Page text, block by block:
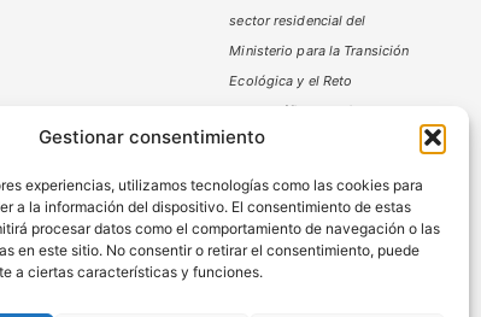
Gestionar consentimiento
experiencias, utilizamos tecnologías como las cookies para
a la información del dispositivo. El consentimiento de estas
procesar datos como el comportamiento de navegación o las
en este sitio. No consentir o retirar el consentimiento, puede
a ciertas características y funciones.
sector residencial del
Ministerio para la Transición
Ecológica y el Reto
Demográfico,
gestionado por
la Junta de Andalucía, a través
Energía.